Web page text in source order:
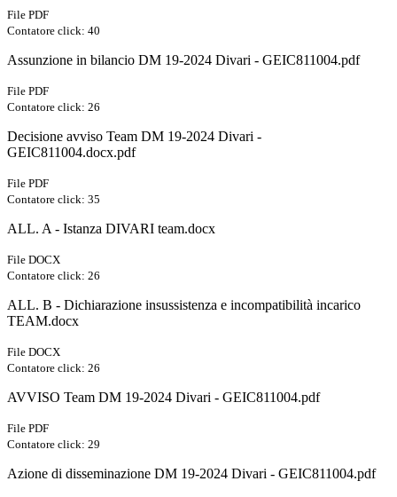
File PDF
Contatore click: 40
Assunzione in bilancio DM 19-2024 Divari - GEIC811004.pdf
File PDF
Contatore click: 26
Decisione avviso Team DM 19-2024 Divari -
GEIC811004.docx.pdf
File PDF
Contatore click: 35
ALL. A - Istanza DIVARI team.docx
File DOCX
Contatore click: 26
ALL. B - Dichiarazione insussistenza e incompatibilità incarico
TEAM.docx
File DOCX
Contatore click: 26
AVVISO Team DM 19-2024 Divari - GEIC811004.pdf
File PDF
Contatore click: 29
Azione di disseminazione DM 19-2024 Divari - GEIC811004.pdf